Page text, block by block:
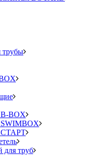
трубы
BOX
СТАРТ
для труб